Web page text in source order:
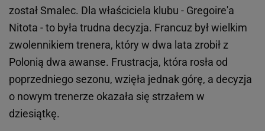
został Smalec. Dla właściciela klubu - Gregoire'a
Nitota - to była trudna decyzja. Francuz był wielkim
zwolennikiem trenera, który w dwa lata zrobił z
Polonią dwa awanse. Frustracja, która rosła od
poprzedniego sezonu, wzięła jednak górę, a decyzja
o nowym trenerze okazała się strzałem w
dziesiątkę.